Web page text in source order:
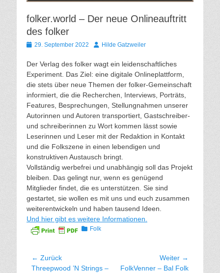
folker.world – Der neue Onlineauftritt
des folker
Gepostet
29. September 2022 AutorHilde Gatzweiler
Der Verlag des folker wagt ein leidenschaftliches
Experiment. Das Ziel: eine digitale Onlineplattform,
die stets über neue Themen der folker-Gemeinschaft
informiert, die die Recherchen, Interviews, Porträts,
Features, Besprechungen, Stellungnahmen unserer
Autorinnen und Autoren transportiert, Gastschreiber-
und schreiberinnen zu Wort kommen lässt sowie
Leserinnen und Leser mit der Redaktion in Kontakt
und die Folkszene in einen lebendigen und
konstruktiven Austausch bringt.
Vollständig werbefrei und unabhängig soll das Projekt
bleiben. Das gelingt nur, wenn es genügend
Mitglieder findet, die es unterstützen. Sie sind
gestartet, sie wollen es mit uns und euch zusammen
weiterentwickeln und haben tausend Ideen.
Und hier gibt es weitere Informationen.
Kategorien
Folk
Beitragsnavigation
← Zurück
Vorhergehender
Threepwood ’N Strings –
Weiter →
Nächster
FolkVenner – Bal Folk